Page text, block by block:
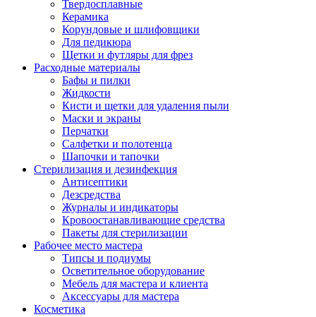
Твердосплавные
Керамика
Корундовые и шлифовщики
Для педикюра
Щетки и футляры для фрез
Расходные материалы
Бафы и пилки
Жидкости
Кисти и щетки для удаления пыли
Маски и экраны
Перчатки
Салфетки и полотенца
Шапочки и тапочки
Стерилизация и дезинфекция
Антисептики
Дезсредства
Журналы и индикаторы
Кровоостанавливающие средства
Пакеты для стерилизации
Рабочее место мастера
Типсы и подиумы
Осветительное оборудование
Мебель для мастера и клиента
Аксессуары для мастера
Косметика